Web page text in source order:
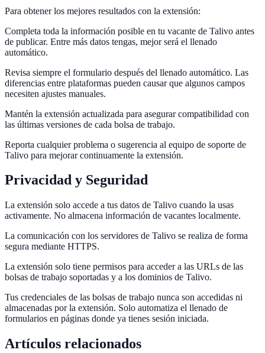
Para obtener los mejores resultados con la extensión:
Completa toda la información posible en tu vacante de Talivo antes
de publicar. Entre más datos tengas, mejor será el llenado
automático.
Revisa siempre el formulario después del llenado automático. Las
diferencias entre plataformas pueden causar que algunos campos
necesiten ajustes manuales.
Mantén la extensión actualizada para asegurar compatibilidad con
las últimas versiones de cada bolsa de trabajo.
Reporta cualquier problema o sugerencia al equipo de soporte de
Talivo para mejorar continuamente la extensión.
Privacidad y Seguridad
La extensión solo accede a tus datos de Talivo cuando la usas
activamente. No almacena información de vacantes localmente.
La comunicación con los servidores de Talivo se realiza de forma
segura mediante HTTPS.
La extensión solo tiene permisos para acceder a las URLs de las
bolsas de trabajo soportadas y a los dominios de Talivo.
Tus credenciales de las bolsas de trabajo nunca son accedidas ni
almacenadas por la extensión. Solo automatiza el llenado de
formularios en páginas donde ya tienes sesión iniciada.
Artículos relacionados